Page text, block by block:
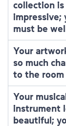
collection is
impressive;
must be
Your
so much
to the room
Your musical
instrument
beautiful;